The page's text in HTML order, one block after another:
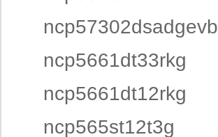
ncp57302dsadgevb
ncp5661dt33rkg
ncp5661dt12rkg
ncp565st12t3g